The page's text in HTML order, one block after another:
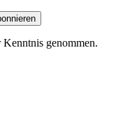
Kenntnis genommen.